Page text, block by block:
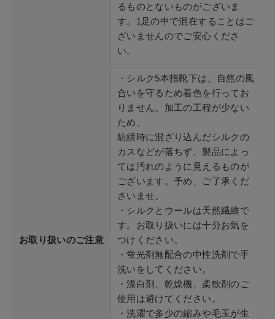
るものとないものがございま
す。1足の中で混在することはご
ざいませんのでご安心くださ
い。
お取り扱いのご注意
・シルク5本指靴下は、自然の風
合いを守るため着色を行ってお
りません。加工の工程が少ない
ため、
紡績時に混ざり込んだシルクの
カスなどが落ちず、製品によっ
ては汚れのように見えるものが
ございます。予め、ご了承くだ
さいませ。
・シルクとウールは天然繊維で
す。お取り扱いには十分お気を
つけください。
・蛍光剤無配合の中性洗剤で手
洗いをしてください。
・漂白剤、乾燥機、柔軟剤のご
使用は避けてください。
・洗濯で多少の縮みや毛玉が生